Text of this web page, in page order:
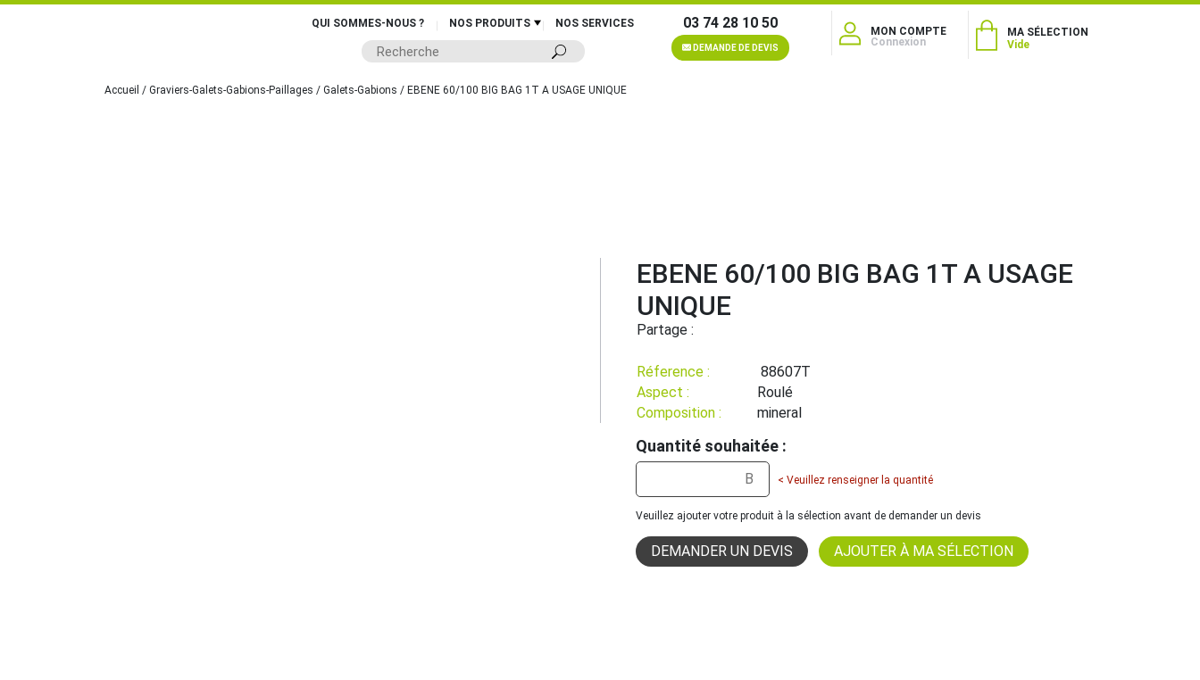
QUI SOMMES-NOUS ? NOS PRODUITS NOS SERVICES 03 74 28 10 50
DEMANDE DE DEVIS
MON COMPTE
Connexion
MA SÉLECTION
Vide
Accueil / Graviers-Galets-Gabions-Paillages / Galets-Gabions / EBENE 60/100 BIG BAG 1T A USAGE UNIQUE
EBENE 60/100 BIG BAG 1T A USAGE
UNIQUE
Partage :
Réference :
88607T
Aspect :
Roulé
Composition :
mineral
Quantité souhaitée :
< Veuillez renseigner la quantité
Veuillez ajouter votre produit à la sélection avant de demander un devis
DEMANDER UN DEVIS